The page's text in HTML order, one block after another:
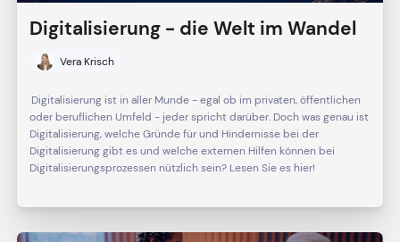
Digitalisierung - die Welt im Wandel
Vera Krisch
Digitalisierung ist in aller Munde - egal ob im privaten, öffentlichen
oder beruflichen Umfeld - jeder spricht darüber. Doch was genau ist
Digitalisierung, welche Gründe für und Hindernisse bei der
Digitalisierung gibt es und welche externen Hilfen können bei
Digitalisierungsprozessen nützlich sein? Lesen Sie es hier!